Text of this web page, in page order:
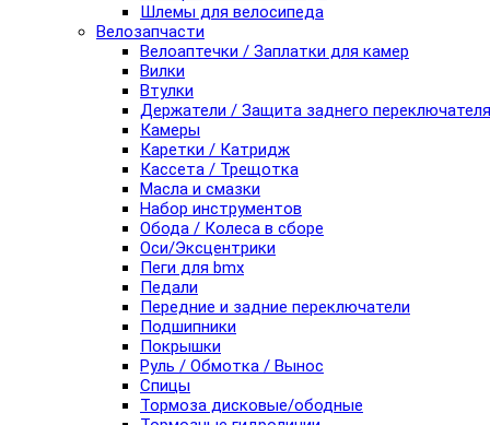
Шлемы для велосипеда
Велозапчасти
Велоаптечки / Заплатки для камер
Вилки
Втулки
Держатели / Защита заднего переключателя
Камеры
Каретки / Катридж
Кассета / Трещотка
Масла и смазки
Набор инструментов
Обода / Колеса в сборе
Оси/Эксцентрики
Пеги для bmx
Педали
Передние и задние переключатели
Подшипники
Покрышки
Руль / Обмотка / Вынос
Спицы
Тормоза дисковые/ободные